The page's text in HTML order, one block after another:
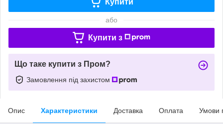
або
Купити з
Що таке купити з Пром?
Замовлення під захистом
Опис Характеристики Доставка Оплата Умови